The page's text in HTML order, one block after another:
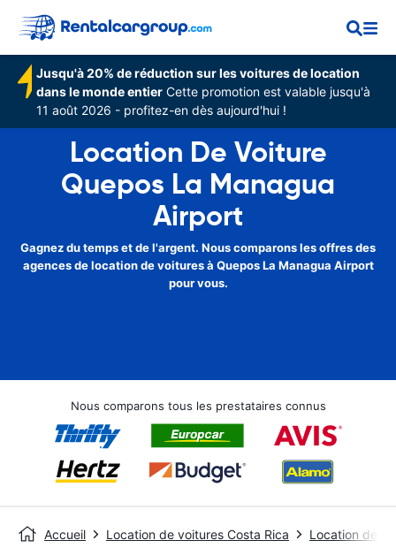
Jusqu'à 20% de réduction sur les voitures de location
dans le monde entier Cette promotion est valable jusqu'à
11 août 2026 - profitez-en dès aujourd'hui !
Location De Voiture
Quepos La Managua
Airport
Gagnez du temps et de l'argent. Nous comparons les offres des
agences de location de voitures à Quepos La Managua Airport
pour vous.
Nous comparons tous les prestataires connus
Accueil Location de voitures Costa Rica Location de